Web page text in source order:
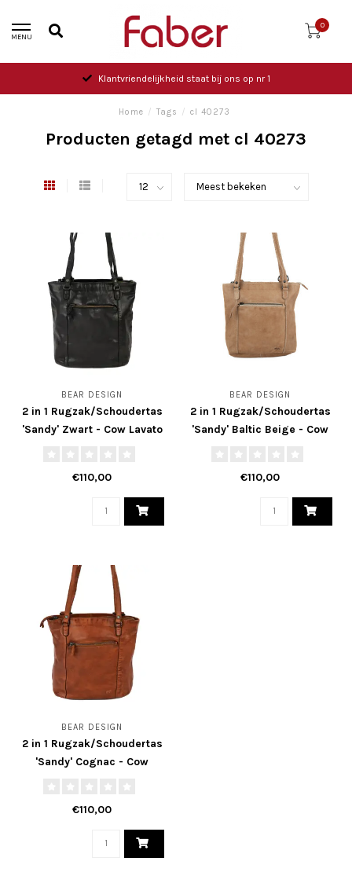
MENU
0
Klantvriendelijkheid staat bij ons op nr 1
Home / Tags / cl 40273
Producten getagd met cl 40273
BEAR DESIGN
2 in 1 Rugzak/Schoudertas
'Sandy' Zwart - Cow Lavato
€110,00
BEAR DESIGN
2 in 1 Rugzak/Schoudertas
'Sandy' Baltic Beige - Cow
€110,00
BEAR DESIGN
2 in 1 Rugzak/Schoudertas
'Sandy' Cognac - Cow
€110,00